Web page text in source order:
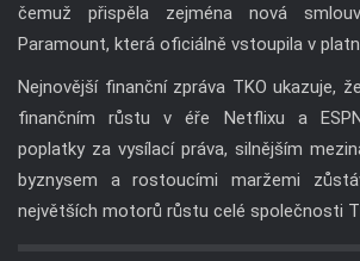
čemuž přispěla zejména nová
Paramount, která oficiálně vstoupila v
Nejnovější finanční zpráva TKO ukazuje,
finančním růstu v éře Netflixu a
poplatky za vysílací práva, silnějším
byznysem a rostoucími maržemi
největších motorů růstu celé společnosti